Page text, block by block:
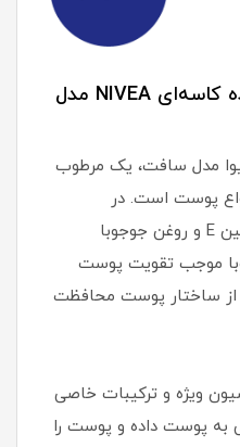
معرفی کرم مرطوب کننده کاسه‌ای NIVEA مدل
مدل سافت، یک مرطوب
پوست است. در
فرمولاسیون این کرم از ویتامین E و روغن جوجوبا
موجب تقویت پوست
می‌شود، همچنین ویتامین E از ساختار پوست محافظت
ویژه و ترکیبات خاصی
به پوست داده و پوست را